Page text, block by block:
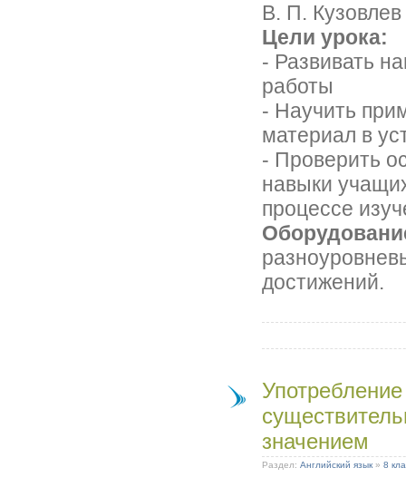
В. П.
Цели урока:
- Развивать
работы
- Научить
материал в
- Проверить
навыки
процессе
достижений.
значением
Раздел: Английский язык » 8